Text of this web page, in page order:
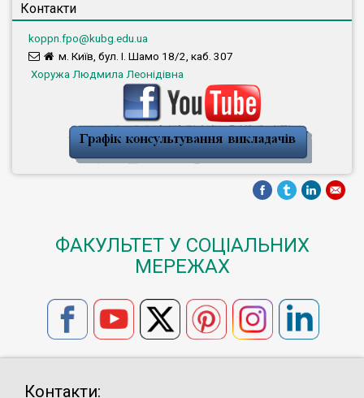
Контакти
koppn.fpo@kubg.edu.ua
м. Київ, бул. І. Шамо 18/2, каб. 307
Хоружа Людмила Леонідівна
ФАКУЛЬТЕТ У СОЦІАЛЬНИХ
МЕРЕЖАХ
Контакти: